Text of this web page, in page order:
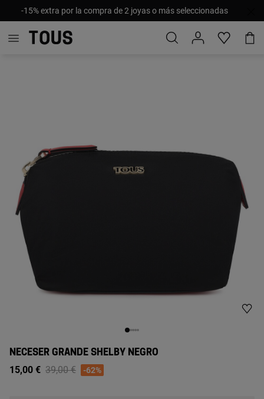
-15% extra por la compra de 2 joyas o más seleccionadas
NECESER GRANDE SHELBY NEGRO
15,00 € Price reduced from
39,00 €to-62%